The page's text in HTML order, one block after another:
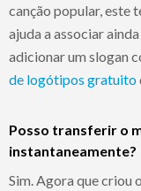
canção popular, este
ajuda a associar
adicionar um slogan
de logótipos gratuito
Posso transferir o
instantaneamente?
Sim. Agora que criou